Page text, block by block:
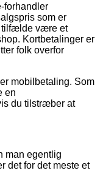
forhandler
som er
tilfælde være et
Kortbetalinger er
folk overfor
mobilbetaling. Som
en
du tilstræber at
man egentlig
det for det meste et